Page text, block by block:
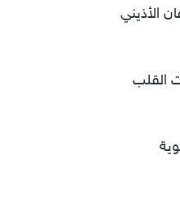
الأذيني
القلب